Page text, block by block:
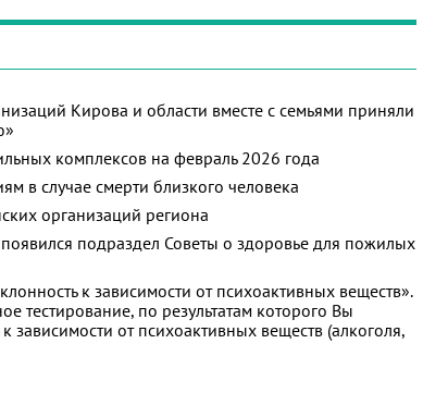
Кирова и области вместе с семьями приняли
комплексов на февраль 2026 года
в случае смерти близкого человека
организаций региона
подраздел Советы о здоровье для пожилых
к зависимости от психоактивных веществ».
тестирование, по результатам которого Вы
зависимости от психоактивных веществ (алкоголя,